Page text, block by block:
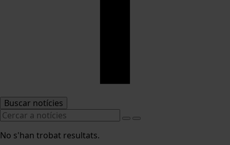
Buscar notícies
No s'han trobat resultats.